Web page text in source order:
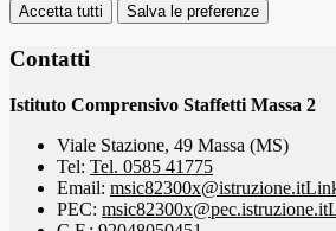
Accetta tutti Salva le preferenze
Contatti
Istituto Comprensivo Staffetti Massa 2
Viale Stazione, 49 Massa (MS)
Tel: Tel. 0585 41775
Email: msic82300x@istruzione.it
PEC: msic82300x@pec.istruzione.it